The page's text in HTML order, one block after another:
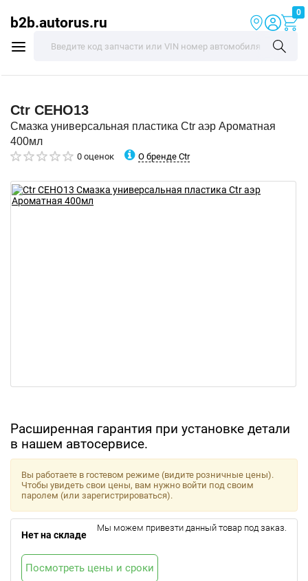
b2b.autorus.ru
0
Ctr CEHO13
Смазка универсальная пластика Ctr аэр Ароматная
400мл
0 оценок О бренде Ctr
Расширенная гарантия при установке детали
в нашем автосервисе.
Вы работаете в гостевом режиме (видите розничные цены).
Чтобы увидеть свои цены, вам нужно войти под своим
паролем (или зарегистрироваться).
Нет на складе
Мы можем привезти данный товар под заказ.
Посмотреть цены и сроки